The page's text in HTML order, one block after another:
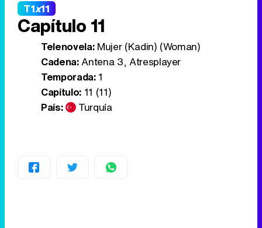
T1x11
Capítulo 11
Telenovela:Mujer (Kadin) (Woman)
Cadena:Antena 3, Atresplayer
Temporada:1
Capítulo:11 (11)
País:
Turquía